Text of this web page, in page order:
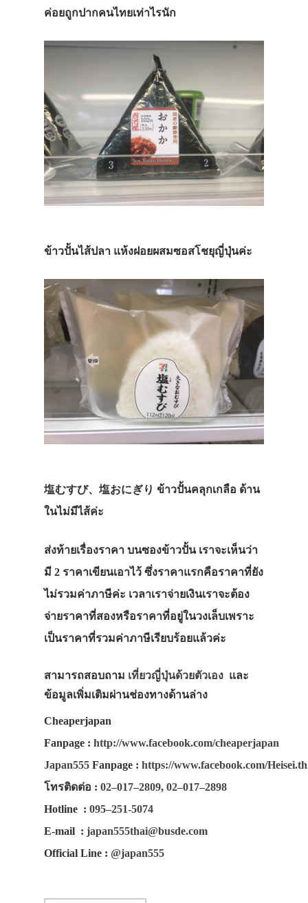
ค่อยถูกปากคนไทยเท่าไรนัก
ข้าวปั้นไส้ปลา แห้งฝอยผสมซอสโชยุญี่ปุ่นค่ะ
塩むすび、塩おにぎり ข้าวปั้นคลุกเกลือ ด้าน
ในไม่มีไส้ค่ะ
ส่งท้ายเรื่องราคา บนซองข้าวปั้น เราจะเห็นว่า
มี 2 ราคาเขียนเอาไว้ ซึ่งราคาแรกคือราคาที่ยัง
ไม่รวมค่าภาษีค่ะ เวลาเราจ่ายเงินเราจะต้อง
จ่ายราคาที่สองหรือราคาที่อยู่ในวงเล็บเพราะ
เป็นราคาที่รวมค่าภาษีเรียบร้อยแล้วค่ะ
สามารถสอบถาม เที่ยวญี่ปุ่นด้วยตัวเอง และ
ข้อมูลเพิ่มเติมผ่านช่องทางด้านล่าง
Cheaperjapan
Fanpage : http://www.facebook.com/cheaperjapan
Japan555 Fanpage : https://www.facebook.com/Heisei.th
โทรติดต่อ : 02–017–2809, 02–017–2898
Hotline : 095–251-5074
E-mail : japan555thai@busde.com
Official Line : @japan555